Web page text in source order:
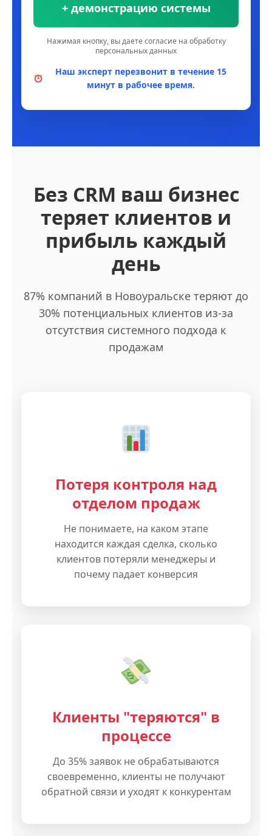
+ демонстрацию системы
Нажимая кнопку, вы даете согласие на обработку
персональных данных
Наш эксперт перезвонит в течение 15
минут в рабочее время.
Без CRM ваш бизнес
теряет клиентов и
прибыль каждый
день
87% компаний в Новоуральске теряют до
30% потенциальных клиентов из-за
отсутствия системного подхода к
продажам
Потеря контроля над
отделом продаж
Не понимаете, на каком этапе
находится каждая сделка, сколько
клиентов потеряли менеджеры и
почему падает конверсия
Клиенты "теряются" в
процессе
До 35% заявок не обрабатываются
своевременно, клиенты не получают
обратной связи и уходят к конкурентам